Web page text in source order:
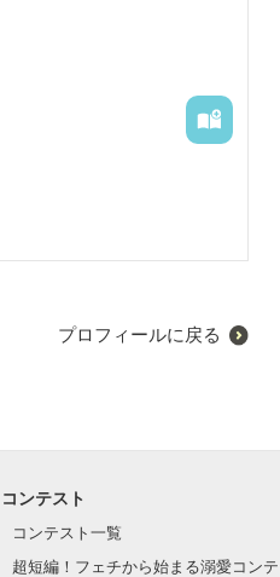
プロフィールに戻る
コンテスト
コンテスト一覧
超短編！フェチから始まる溺愛コンテ